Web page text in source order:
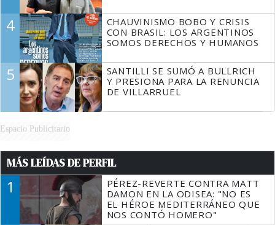
4
CHAUVINISMO BOBO Y CRISIS
CON BRASIL: LOS ARGENTINOS
SOMOS DERECHOS Y HUMANOS
5
SANTILLI SE SUMÓ A BULLRICH
Y PRESIONA PARA LA RENUNCIA
DE VILLARRUEL
Espacio Publicitario
MÁS LEÍDAS DE PERFIL
1
PÉREZ-REVERTE CONTRA MATT
DAMON EN LA ODISEA: "NO ES
EL HÉROE MEDITERRÁNEO QUE
NOS CONTÓ HOMERO"